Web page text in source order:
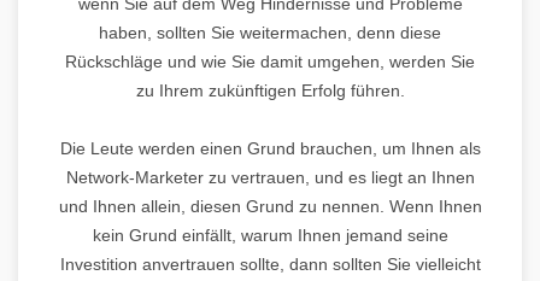
haben, sollten Sie weitermachen, denn diese
Rückschläge und wie Sie damit umgehen, werden Sie
zu Ihrem zukünftigen Erfolg führen.
Die Leute werden einen Grund brauchen, um Ihnen als
Network-Marketer zu vertrauen, und es liegt an Ihnen
und Ihnen allein, diesen Grund zu nennen. Wenn Ihnen
kein Grund einfällt, warum Ihnen jemand seine
Investition anvertrauen sollte, dann sollten Sie vielleicht